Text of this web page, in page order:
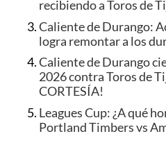
recibiendo a Toros de
Caliente de Durango:
logra remontar a los
Caliente de Durango
2026 contra Toros de
CORTESÍA!
Leagues Cup: ¿A qué
Portland Timbers vs